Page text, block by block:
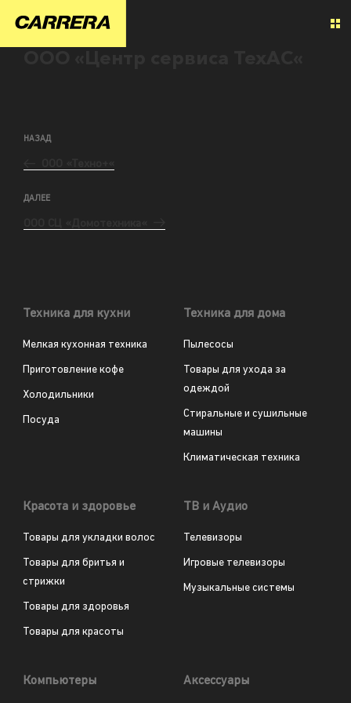
НАЗАД
ДАЛЕЕ
Техника для кухни
Мелкая кухонная техника
Приготовление кофе
Холодильники
Посуда
Техника для дома
Пылесосы
Товары для ухода за
одеждой
Стиральные и сушильные
машины
Климатическая техника
Красота и здоровье
Товары для укладки волос
Товары для бритья и
стрижки
Товары для здоровья
Товары для красоты
ТВ и Аудио
Телевизоры
Игровые телевизоры
Музыкальные системы
Компьютеры Аксессуары